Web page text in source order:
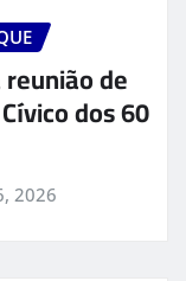
de
dos 60
2026